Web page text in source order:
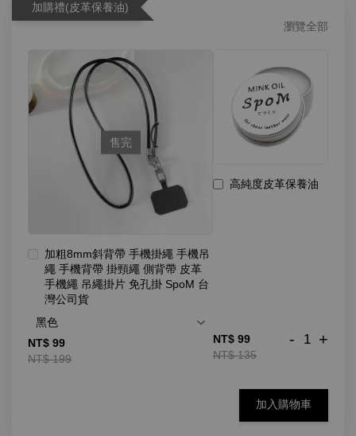
加購禮(皮革保養油)
瀏覽全部
售完
加粗8mm斜背帶 手機掛繩 手機吊
繩 手機背帶 掛頸繩 側背帶 皮革
手機繩 吊繩掛片 免孔掛 SpoM 台
灣公司貨
NT$ 99
NT$ 199
高純度皮革保養油
NT$ 99
NT$ 135
- +
加入購物車